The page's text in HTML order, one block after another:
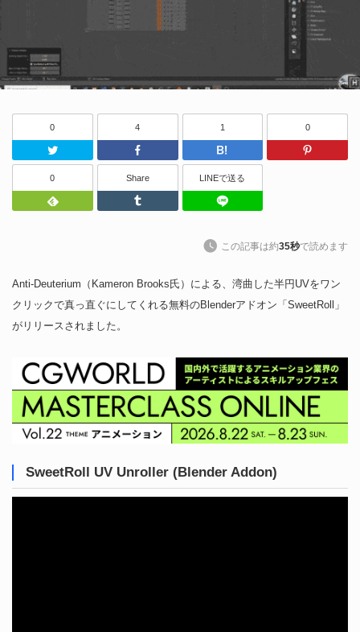
0
Twitter
4
Facebook
1
はてなブッ
0
0
Feedly
Share
Tumblr
LINEで送る
この記事は約35秒で読めます
Anti-Deuterium（Kameron Brooks氏）による、湾曲した半円UVをワン
クリックで真っ直ぐにしてくれる無料のBlenderアドオン「SweetRoll」
がリリースされました。
SweetRoll UV Unroller (Blender Addon)